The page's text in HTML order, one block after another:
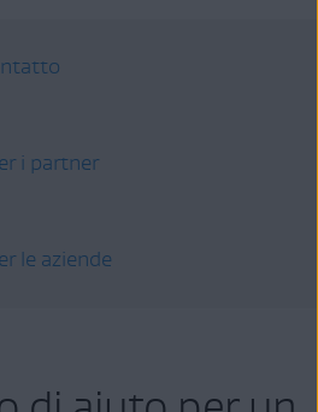
i partner
le aziende